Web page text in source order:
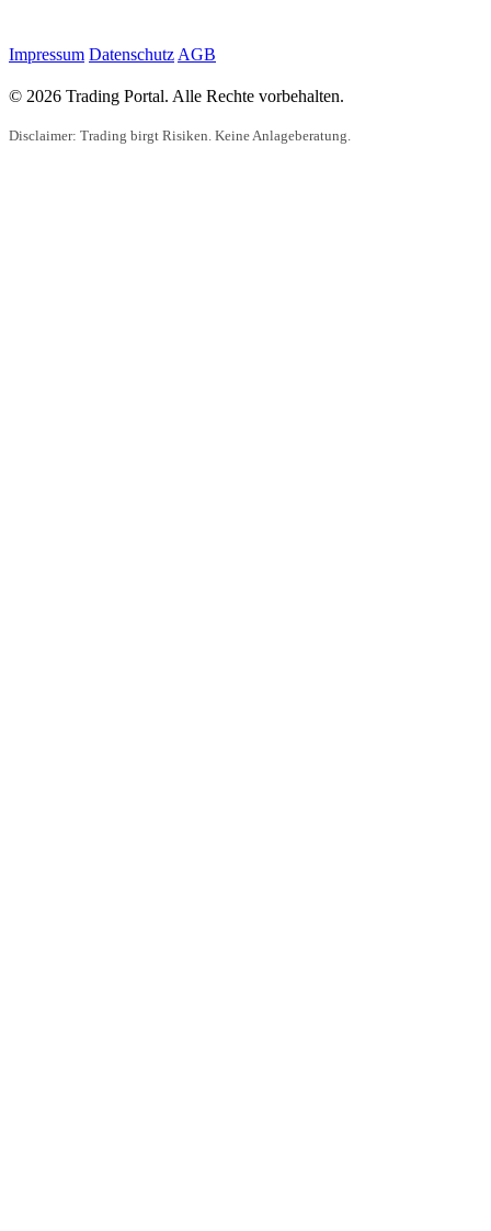
Impressum Datenschutz AGB
© 2026 Trading Portal. Alle Rechte vorbehalten.
Disclaimer: Trading birgt Risiken. Keine Anlageberatung.